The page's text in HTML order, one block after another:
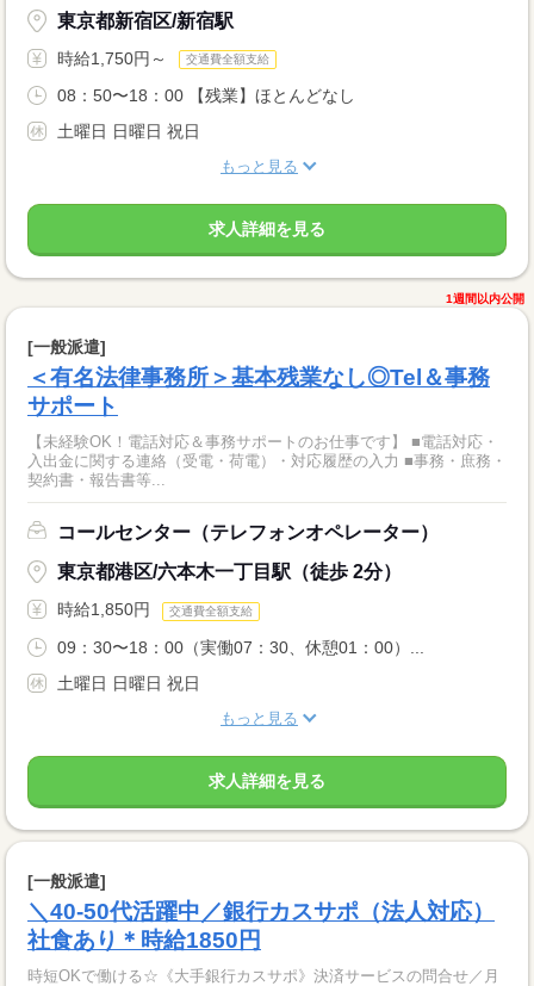
東京都新宿区/新宿駅
時給1,750円～ 交通費全額支給
08：50〜18：00 【残業】ほとんどなし
土曜日 日曜日 祝日
もっと見る
求人詳細を見る
1週間以内公開
[一般派遣]
＜有名法律事務所＞基本残業なし◎Tel＆事務
サポート
【未経験OK！電話対応＆事務サポートのお仕事です】 ■電話対応・
入出金に関する連絡（受電・荷電）・対応履歴の入力 ■事務・庶務・
契約書・報告書等...
コールセンター（テレフォンオペレーター）
東京都港区/六本木一丁目駅（徒歩 2分）
時給1,850円 交通費全額支給
09：30〜18：00（実働07：30、休憩01：00）...
土曜日 日曜日 祝日
もっと見る
求人詳細を見る
[一般派遣]
＼40-50代活躍中／銀行カスサポ（法人対応）
社食あり＊時給1850円
時短OKで働ける☆《大手銀行カスサポ》決済サービスの問合せ／月